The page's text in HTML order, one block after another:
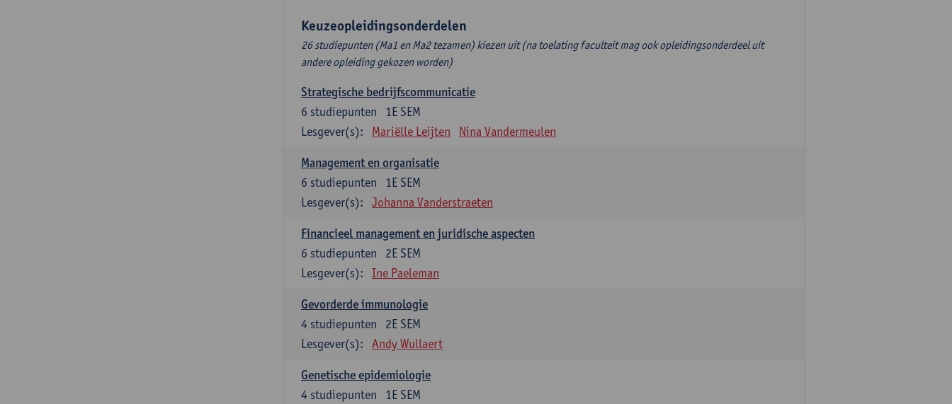
Keuzeopleidingsonderdelen
26 studiepunten (Ma1 en Ma2 tezamen) kiezen uit (na toelating faculteit mag ook opleidingsonderdeel uit
andere opleiding gekozen worden)
Strategische bedrijfscommunicatie
1E SEM
6 studiepunten
Lesgever(s):
Mariëlle Leijten Nina Vandermeulen
Management en organisatie
1E SEM
6 studiepunten
Lesgever(s):
Johanna Vanderstraeten
Financieel management en juridische aspecten
2E SEM
6 studiepunten
Lesgever(s):
Ine Paeleman
Gevorderde immunologie
2E SEM
4 studiepunten
Lesgever(s):
Andy Wullaert
Genetische epidemiologie
1E SEM
4 studiepunten